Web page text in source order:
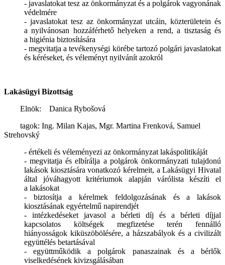
- javaslatokat tesz az önkormányzat és a polgárok vagyonának
védelmére
- javaslatokat tesz az önkormányzat utcáin, közterületein és
a nyilvánosan hozzáférhető helyeken a rend, a tisztaság és
a higiénia biztosítására
- megvitatja a tevékenységi körébe tartozó polgári javaslatokat
és kéréseket, és véleményt nyilvánít azokról
Lakásügyi Bizottság
Elnök:
Danica Rybošová
tagok: Ing. Milan Kajas, Mgr. Martina Frenková, Samuel
Strehovský
- értékeli és véleményezi az önkormányzat lakáspolitikáját
- megvitatja és elbírálja a polgárok önkormányzati tulajdonú
lakások kiosztására vonatkozó kérelmeit, a Lakásügyi Hivatal
által jóváhagyott kritériumok alapján várólista készíti el
a lakásokat
- biztosítja a kérelmek feldolgozásának és a lakások
kiosztásának egyértelmű napirendjét
- intézkedéseket javasol a bérleti díj és a bérleti díjjal
kapcsolatos költségek megfizetése terén fennálló
hiányosságok kiküszöbölésére, a házszabályok és a civilizált
együttélés betartásával
- együttműködik a polgárok panaszainak és a bérlők
viselkedésének kivizsgálásában